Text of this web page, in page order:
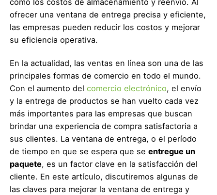
como los costos de almacenamiento y reenvío. Al
ofrecer una ventana de entrega precisa y eficiente,
las empresas pueden reducir los costos y mejorar
su eficiencia operativa.
En la actualidad, las ventas en línea son una de las
principales formas de comercio en todo el mundo.
Con el aumento del comercio electrónico, el envío
y la entrega de productos se han vuelto cada vez
más importantes para las empresas que buscan
brindar una experiencia de compra satisfactoria a
sus clientes. La ventana de entrega, o el período
de tiempo en que se espera que se entregue un
paquete, es un factor clave en la satisfacción del
cliente. En este artículo, discutiremos algunas de
las claves para mejorar la ventana de entrega y